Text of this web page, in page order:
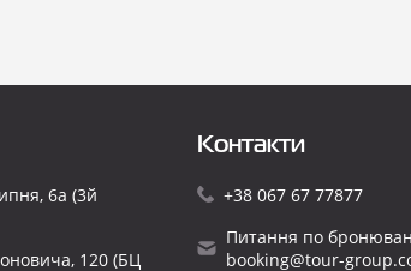
6а (3й
120 (БЦ
Контакти
+38 067 67 77877
Питання по
booking@tour-